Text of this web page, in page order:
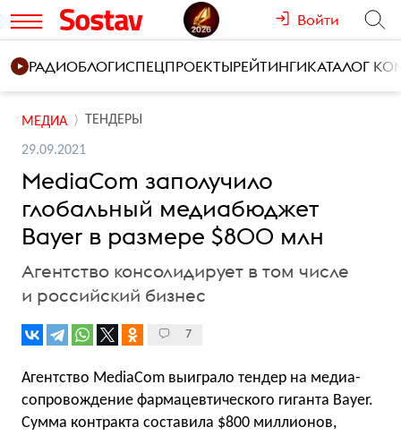
Войти
РАДИОБЛОГИСПЕЦПРОЕКТЫРЕЙТИНГИКАТАЛОГ
МЕДИА ТЕНДЕРЫ
29.09.2021
MediaСom заполучило
глобальный медиабюджет
Bayer в размере $800 млн
Агентство консолидирует в том числе
и российский бизнес
7
Агентство MediaCom выиграло тендер на медиа-
сопровождение фармацевтического гиганта Bayer.
Сумма контракта составила $800 миллионов,